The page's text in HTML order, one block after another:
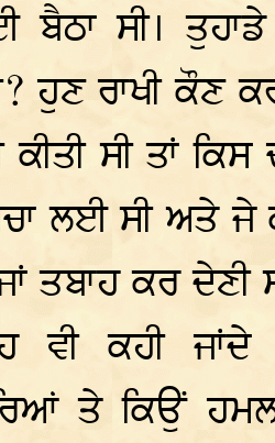
ਬੈਠਾ ਸੀ।
ਹੁਣ ਰਾਖੀ ਕੌਣ
ਕੀਤੀ ਸੀ ਤਾਂ
ਲਈ ਸੀ ਅਤੇ ਜੇ
ਤਬਾਹ ਕਰ ਦੇਣੀ
ਵੀ ਕਹੀ
ਤੇ ਕਿਉਂ